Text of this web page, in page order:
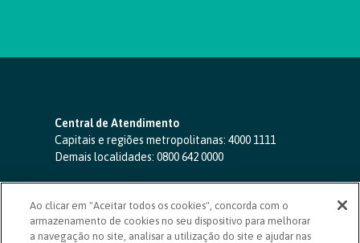
Central de Atendimento
Capitais e regiões metropolitanas: 4000 1111
Demais localidades: 0800 642 0000
SAC 24 horas-0800 724 4420
Ouvidoria
0800 725 0996
(de segunda a sexta, das 8h às 20h)
Ao clicar em "Aceitar todos os cookies", concorda com o
armazenamento de cookies no seu dispositivo para melhorar
a navegação no site, analisar a utilização do site e ajudar nas